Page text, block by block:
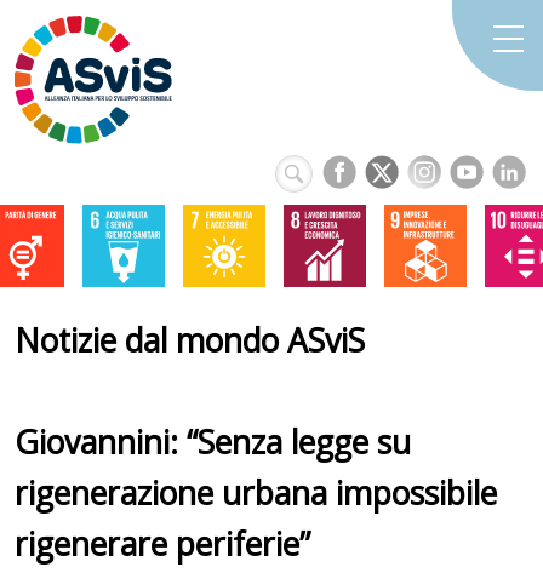
Notizie dal mondo ASviS
Giovannini: “Senza legge su
rigenerazione urbana impossibile
rigenerare periferie”